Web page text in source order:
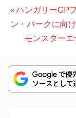
MOTOGP
ミル
ハ
ン
ガ
リ
投
稿
ビ
ゲ
ー
前
の
ハンガリーGP
ン・パークに向
次
投
稿:
モンスター